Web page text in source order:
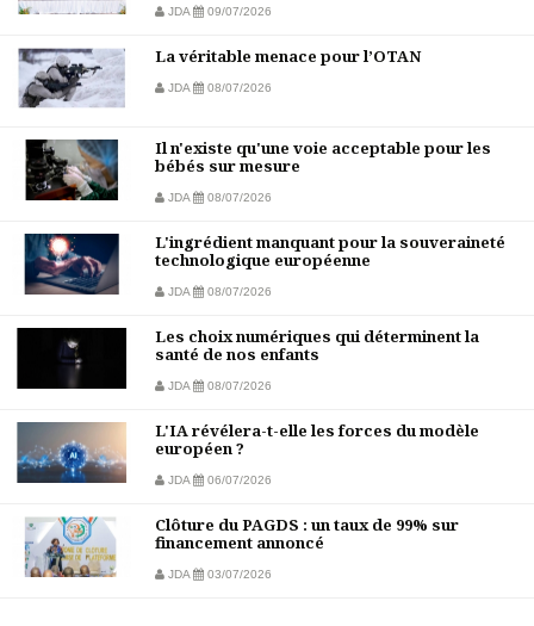
JDA 09/07/2026
La véritable menace pour l’OTAN
JDA 08/07/2026
Il n'existe qu'une voie acceptable pour les
bébés sur mesure
JDA 08/07/2026
L'ingrédient manquant pour la souveraineté
technologique européenne
JDA 08/07/2026
Les choix numériques qui déterminent la
santé de nos enfants
JDA 08/07/2026
L'IA révélera-t-elle les forces du modèle
européen ?
JDA 06/07/2026
Clôture du PAGDS : un taux de 99% sur
financement annoncé
JDA 03/07/2026